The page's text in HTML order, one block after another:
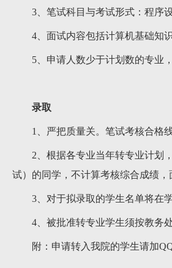
3、笔试科目与考试形式：程序
4、面试内容包括计算机基础知
5、申请人数少于计划数的专业
录取
1、严把质量关。笔试考核合格
2、根据各专业当年转专业计划
试）的同学，不计算考核综合成绩，
3、对于拟录取的学生名单将在
4、被批准转专业学生须按教务
附：申请转入我院的学生请加